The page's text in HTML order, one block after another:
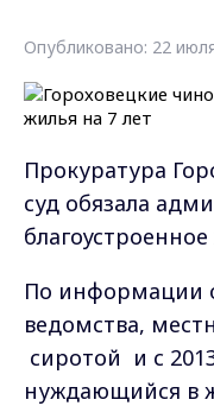
Опубликовано: 22
Прокуратура
суд обязала
По информации
ведомства,
сиротой и с
нуждающийся в